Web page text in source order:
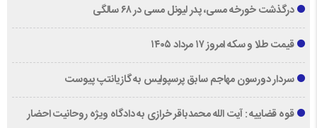
درگذشت خورخه مسی، پدر لیونل مسی در ۶۸ سالگی
قیمت طلا و سکه امروز ۱۷ مرداد ۱۴۰۵
سردار دورسون مهاجم سابق پرسپولیس به گازیانتپ پیوست
قوه قضاییه : آیت الله محمدباقر خرازی به دادگاه ویژه روحانیت احضار